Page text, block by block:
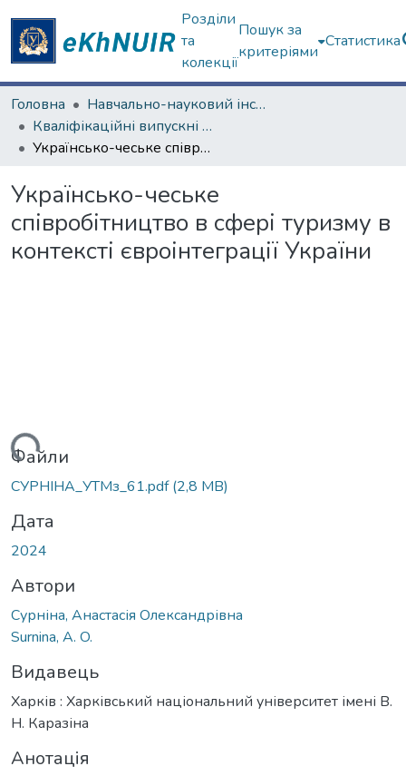
Розділи
та
колекції
Пошук за
критеріями
Статистика
Головна
Навчально-науковий інститут "Каразінський інститут міжнародних відносин та туристичного бізнесу"
Кваліфікаційні випускні роботи магістрів. Навчально-науковий інститут "Каразінський інститут міжнародних відносин та туристичного бізнесу"
Українсько-чеське співробітництво в сфері туризму в контексті євроінтеграції України
Українсько-чеське
співробітництво в сфері туризму в
контексті євроінтеграції України
Файли
СУРНІНА_УТМз_61.pdf(2,8 MB)
Дата
2024
Автори
Сурніна, Анастасія Олександрівна
Surnina, A. O.
Видавець
Харків : Харківський національний університет імені В.
Н. Каразіна
Анотація